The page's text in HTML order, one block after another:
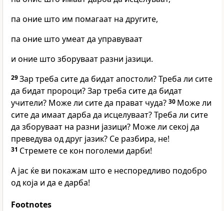
па оние што им помагаат на другите,
па оние што умеат да управуваат
и оние што зборуваат разни јазици.
29Зар треба сите да бидат апостоли? Треба ли сите
да бидат пророци? Зар треба сите да бидат
учители? Може ли сите да прават чуда? 30 Може ли
сите да имаат дарба да исцелуваат? Треба ли сите
да зборуваат на разни јазици? Може ли секој да
преведува од друг јазик? Се разбира, не!
31 Стремете се кон поголеми дарби!
А јас ќе ви покажам што е неспоредливо подобро
од која и да е дарба!
Footnotes